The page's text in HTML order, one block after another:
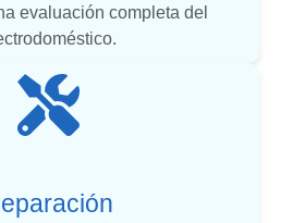
evaluación completa del